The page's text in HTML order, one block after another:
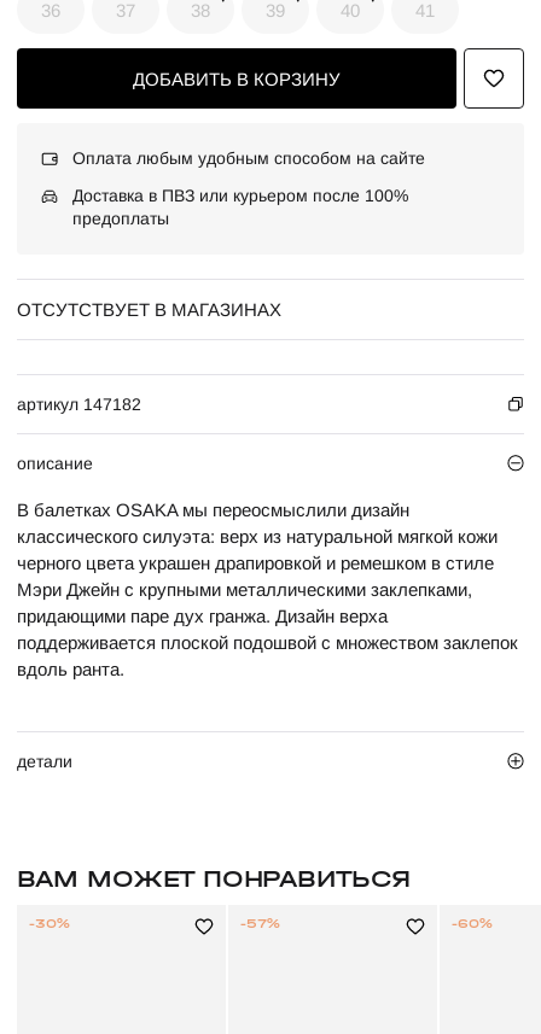
36 37 38 39 40 41
ДОБАВИТЬ В КОРЗИНУ
Оплата любым удобным способом на сайте
Доставка в ПВЗ или курьером после 100%
предоплаты
ОТСУТСТВУЕТ В МАГАЗИНАХ
артикул 147182
описание
В балетках OSAKA мы переосмыслили дизайн
классического силуэта: верх из натуральной мягкой кожи
черного цвета украшен драпировкой и ремешком в стиле
Мэри Джейн с крупными металлическими заклепками,
придающими паре дух гранжа. Дизайн верха
поддерживается плоской подошвой с множеством заклепок
вдоль ранта.
детали
ВАМ МОЖЕТ ПОНРАВИТЬСЯ
-30% -57% -60%